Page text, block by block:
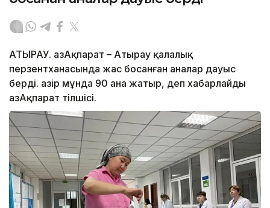
АТЫРАУ. ҚазАқпарат – Атырау қалалық
перзентханасында жас босанған аналар дауыс
берді. Қазір мұнда 90 ана жатыр, деп хабарлайды
ҚазАқпарат тілшісі.